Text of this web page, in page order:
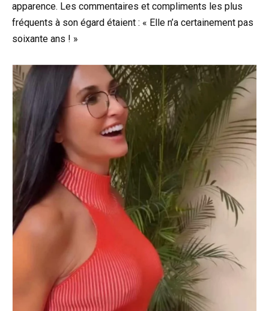
apparence. Les commentaires et compliments les plus
fréquents à son égard étaient : « Elle n’a certainement pas
soixante ans ! »